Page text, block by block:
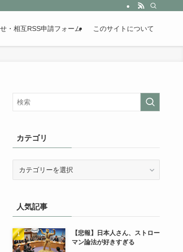
も魅了するまとめサイトです。
・相互RSS申請フォーム このサイトについて
カテゴリ
人気記事
【悲報】日本人さん、ストロー
マン論法が好きすぎる